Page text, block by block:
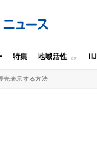
特集 地域活性 IIJ
先表示する方法